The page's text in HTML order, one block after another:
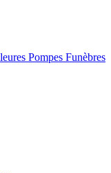
Pompes Funèbres